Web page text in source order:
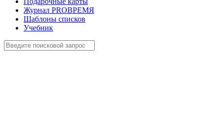
Журнал PROВРЕМЯ
Шаблоны списков
Учебник